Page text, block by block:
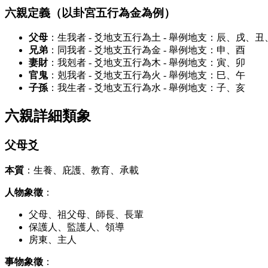
六親定義（以卦宮五行為金為例）
父母 ：生我者 - 爻地支五行為土 - 舉例地支：辰、戌、丑
兄弟 ：同我者 - 爻地支五行為金 - 舉例地支：申、酉
妻財：我剋者 - 爻地支五行為木 - 舉例地支：寅、卯
官鬼：剋我者 - 爻地支五行為火 - 舉例地支：巳、午
子孫 ：我生者 - 爻地支五行為水 - 舉例地支：子、亥
六親詳細類象
父母爻
本質 ：生養、庇護、教育、承載
人物象徵 ：
父母、祖父母、師長、長輩
保護人、監護人、領導
房東、主人
事物象徵 ：